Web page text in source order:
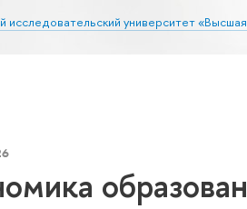
исследовательский университет